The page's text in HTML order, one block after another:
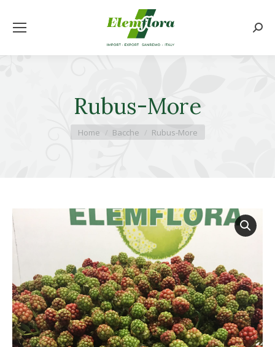
Rubus-More
Tu sei qui:
Home Bacche Rubus-More